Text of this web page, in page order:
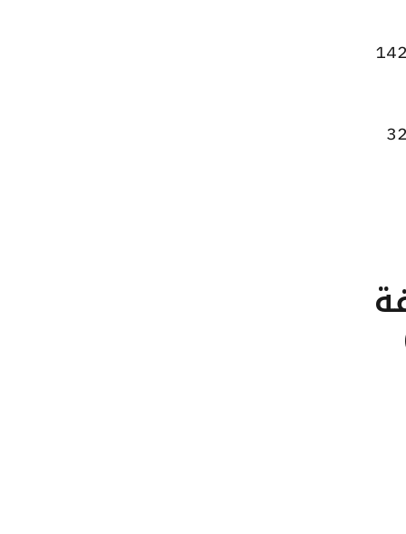
وسجل سعر الاونصة ارتفاعًا ليصل إلى 134154 جنيهًا للبيع و133798 جنيهًا للشراء، مرتفعًا بقيمة 142
وشهد سعر الجنيه الذهب ارتفاعًا ليصبح 30192 جنيهًا للبيع و30112 جنيهًا للشراء، بزيادة قدرها 32